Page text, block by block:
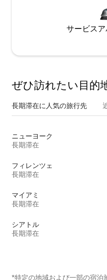
サービス
ぜひ訪⁠れ⁠た⁠い目⁠的⁠
長期滞在に人気の旅行先
ニューヨーク
長期滞在
フィレンツェ
長期滞在
マイアミ
長期滞在
シアトル
長期滞在
*特定の地域および一部の宿泊